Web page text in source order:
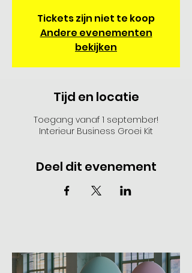
Tickets zijn niet te koop
Andere evenementen
bekijken
Tijd en locatie
Toegang vanaf 1 september!
Interieur Business Groei Kit
Deel dit evenement